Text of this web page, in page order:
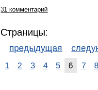
31 комментарий
Страницы:
предыдущая
1 2 3 4 5 6 7 8